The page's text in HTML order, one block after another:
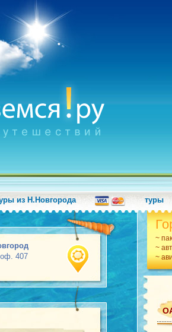
из Н.Новгорода туры
оф. 407
~
~
~